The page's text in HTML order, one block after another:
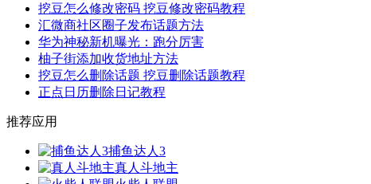
挖豆怎么修改密码 挖豆修改密码教程
汇微商社区圈子发布话题方法
华为神秘新机曝光：跑分厉害
柚子街添加收货地址方法
挖豆怎么删除话题 挖豆删除话题教程
正点日历删除日记教程
推荐应用
捕鱼达人3
真人斗地主